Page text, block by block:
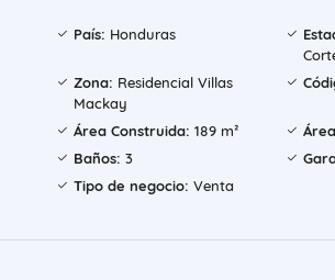
País: Honduras
Zona: Residencial Villas
Mackay
Área Construida: 189 m²
Baños: 3
Tipo de negocio: Venta